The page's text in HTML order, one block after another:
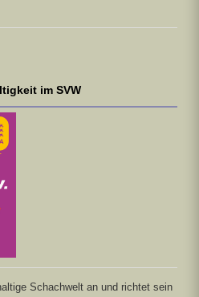
im SVW
Schachwelt an und richtet sein